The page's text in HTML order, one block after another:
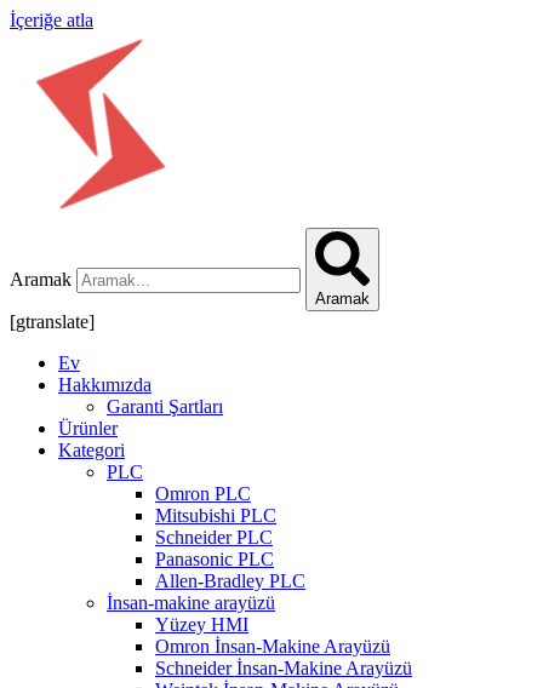
İçeriğe atla
Aramak
Aramak
[gtranslate]
Ev
Hakkımızda
Garanti Şartları
Ürünler
Kategori
PLC
Omron PLC
Mitsubishi PLC
Schneider PLC
Panasonic PLC
Allen-Bradley PLC
İnsan-makine arayüzü
Yüzey HMI
Omron İnsan-Makine Arayüzü
Schneider İnsan-Makine Arayüzü